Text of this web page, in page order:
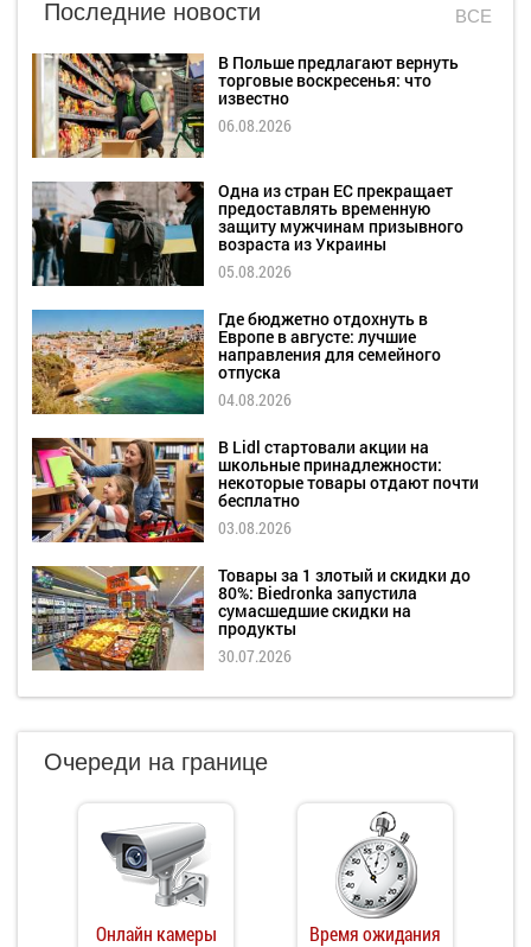
Последние новости ВСЕ
В Польше предлагают вернуть
торговые воскресенья: что
известно
06.08.2026
Одна из стран ЕС прекращает
предоставлять временную
защиту мужчинам призывного
возраста из Украины
05.08.2026
Где бюджетно отдохнуть в
Европе в августе: лучшие
направления для семейного
отпуска
04.08.2026
В Lidl стартовали акции на
школьные принадлежности:
некоторые товары отдают почти
бесплатно
03.08.2026
Товары за 1 злотый и скидки до
80%: Biedronka запустила
сумасшедшие скидки на
продукты
30.07.2026
Очереди на границе
Онлайн камеры Время ожидания